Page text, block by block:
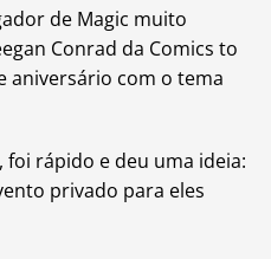
de Magic muito
Conrad da Comics to
aniversário com o tema
foi rápido e deu uma ideia:
privado para eles